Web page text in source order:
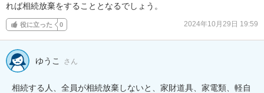
れば相続放棄をすることとなるでしょう。
役に立った 0 2024年10月29日 19:59
ゆうこ さん
相続する人、全員が相続放棄しないと、家財道具、家電類、軽自